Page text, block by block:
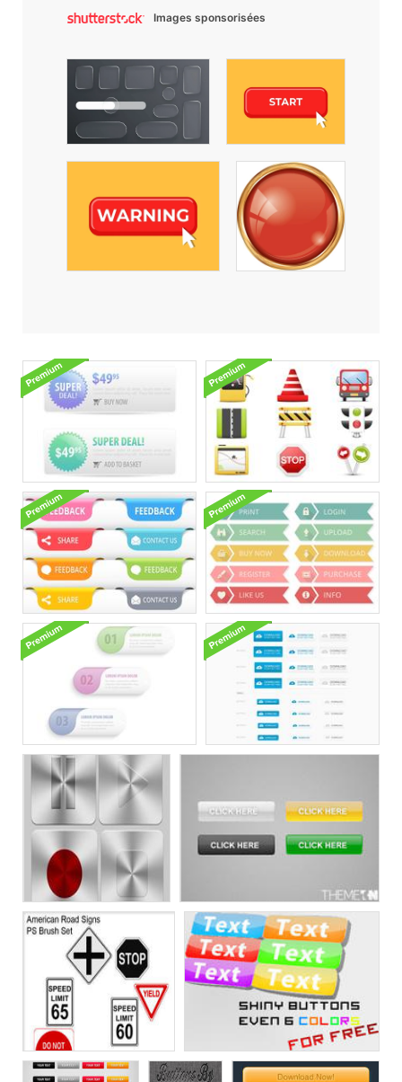
Images sponsorisées